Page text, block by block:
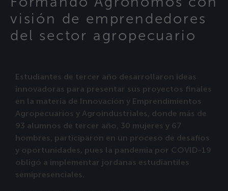
visión de emprendedores
del sector agropecuario
Estudiantes de tercer año desarrollaron ideas
innovadoras para presentar sus proyectos finales
en la materia de Innovación y Emprendimientos
Agropecuarios y Agroindustriales, donde más de
93 alumnos de tercer año, 30 mujeres y 67
hombres, participaron en un proceso de desafíos
y oportunidades, pues la pandemia por COVID-19
obligó a implementar jordanas estudiantiles
semipresenciales.